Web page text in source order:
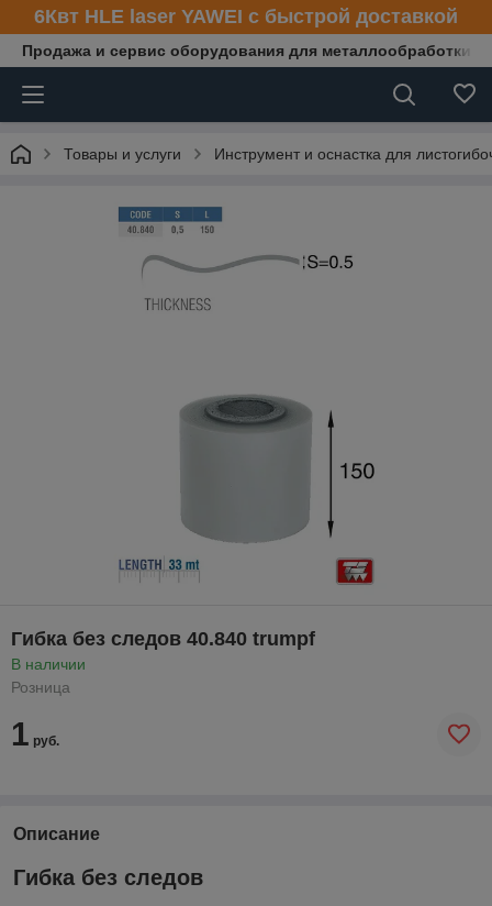
6Квт HLE laser YAWEI с быстрой доставкой
Продажа и сервис оборудования для металлообработки
Товары и услуги Инструмент и оснастка для
Гибка без следов 40.840 trumpf
В наличии
Розница
1 руб.
Описание
Гибка без следов